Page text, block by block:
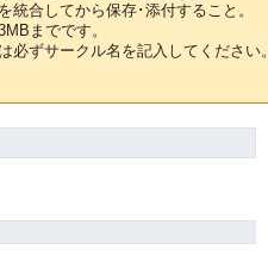
統合してから保存･添付すること。
までです。
必ずサークル名を記入してください